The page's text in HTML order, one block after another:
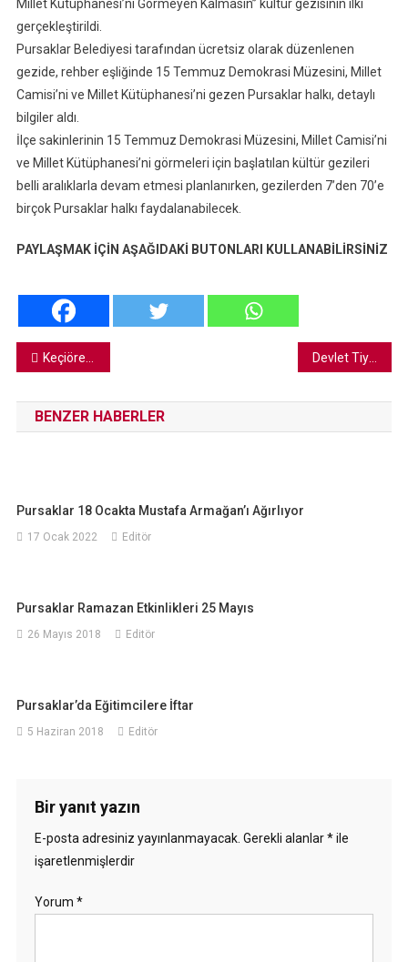
Millet Kütüphanesi’ni Görmeyen Kalmasın’’ kültür gezisinin ilki
gerçekleştirildi.
Pursaklar Belediyesi tarafından ücretsiz olarak düzenlenen
gezide, rehber eşliğinde 15 Temmuz Demokrasi Müzesini, Millet
Camisi’ni ve Millet Kütüphanesi’ni gezen Pursaklar halkı, detaylı
bilgiler aldı.
İlçe sakinlerinin 15 Temmuz Demokrasi Müzesini, Millet Camisi’ni
ve Millet Kütüphanesi’ni görmeleri için başlatılan kültür gezileri
belli aralıklarla devam etmesi planlanırken, gezilerden 7’den 70’e
birçok Pursaklar halkı faydalanabilecek.
PAYLAŞMAK İÇİN AŞAĞIDAKİ BUTONLARI KULLANABİLİRSİNİZ
Yazı
gezinmesi
Keçiören’de Şüpheli Ölüm
BENZER HABERLER
Pursaklar 18 Ocakta Mustafa Armağan’ı Ağırlıyor
17 Ocak 2022 Editör
Pursaklar Ramazan Etkinlikleri 25 Mayıs
26 Mayıs 2018 Editör
Pursaklar’da Eğitimcilere İftar
5 Haziran 2018 Editör
Bir yanıt yazın
E-posta adresiniz yayınlanmayacak. Gerekli alanlar*ile
işaretlenmişlerdir
Yorum *